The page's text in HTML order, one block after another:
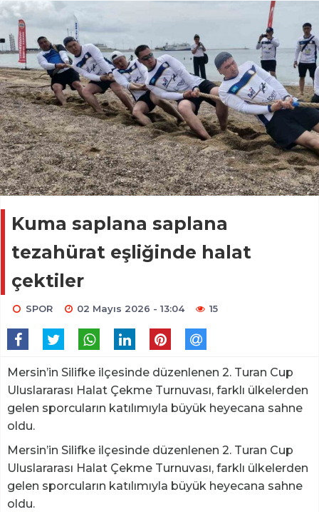
Kuma saplana saplana
tezahürat eşliğinde halat
çektiler
SPOR 02 Mayıs 2026 - 13:04 15
Mersin’in Silifke ilçesinde düzenlenen 2. Turan Cup
Uluslararası Halat Çekme Turnuvası, farklı ülkelerden
gelen sporcuların katılımıyla büyük heyecana sahne
oldu.
Mersin’in Silifke ilçesinde düzenlenen 2. Turan Cup
Uluslararası Halat Çekme Turnuvası, farklı ülkelerden
gelen sporcuların katılımıyla büyük heyecana sahne
oldu.